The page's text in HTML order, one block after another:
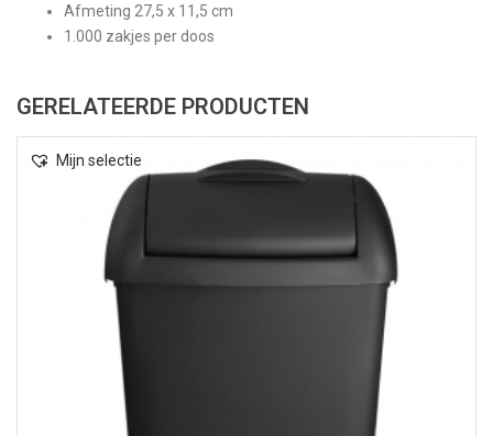
Afmeting 27,5 x 11,5 cm
1.000 zakjes per doos
GERELATEERDE PRODUCTEN
Mijn selectie